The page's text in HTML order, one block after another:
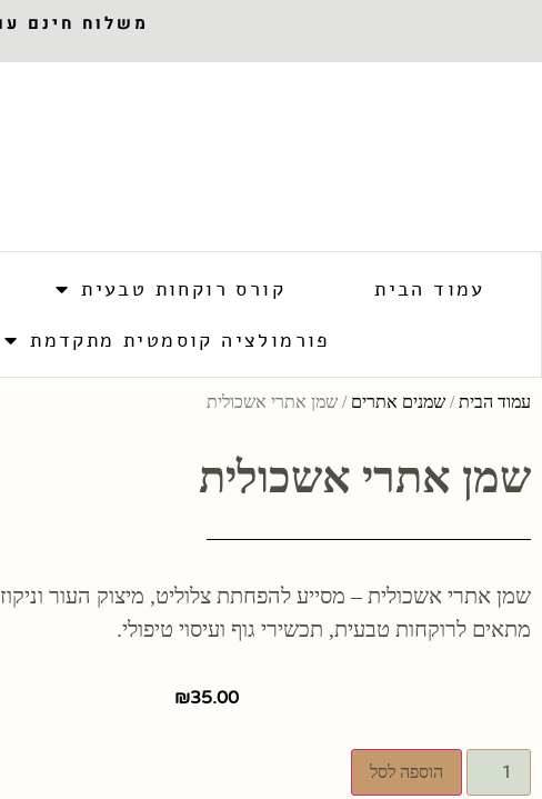
משלוח חינם עם
עמוד הבית קורס רוקחות טבעית
פורמולציה קוסמטית מתקדמת
עמוד הבית/ שמנים אתרים / שמן אתרי אשכולית
שמן אתרי אשכולית
שמן אתרי אשכולית – מסייע להפחתת צלוליט, מיצוק העור
מתאים לרוקחות טבעית, תכשירי גוף ועיסוי טיפולי.
₪35.00
הוספה לסל